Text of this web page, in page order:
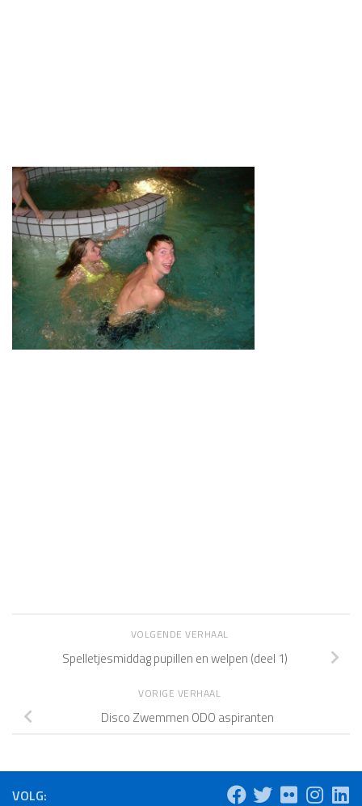
VOLGENDE VERHAAL
Spelletjesmiddag pupillen en welpen (deel 1)
VORIGE VERHAAL
Disco Zwemmen ODO aspiranten
VOLG: